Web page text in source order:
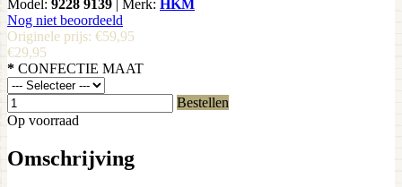
Model: 9228 9139 | Merk: HKM
Nog niet beoordeeld
Originele prijs: €59,95
€29,95
* CONFECTIE MAAT
Bestellen
Op voorraad
Omschrijving